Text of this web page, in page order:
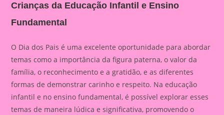
Crianças da Educação Infantil e Ensino
Fundamental
O Dia dos Pais é uma excelente oportunidade para abordar
temas como a importância da figura paterna, o valor da
família, o reconhecimento e a gratidão, e as diferentes
formas de demonstrar carinho e respeito. Na educação
infantil e no ensino fundamental, é possível explorar esses
temas de maneira lúdica e significativa, promovendo o